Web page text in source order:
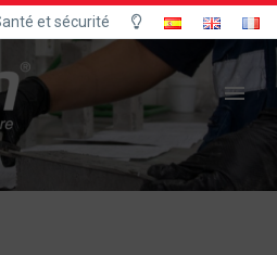
et sécurité